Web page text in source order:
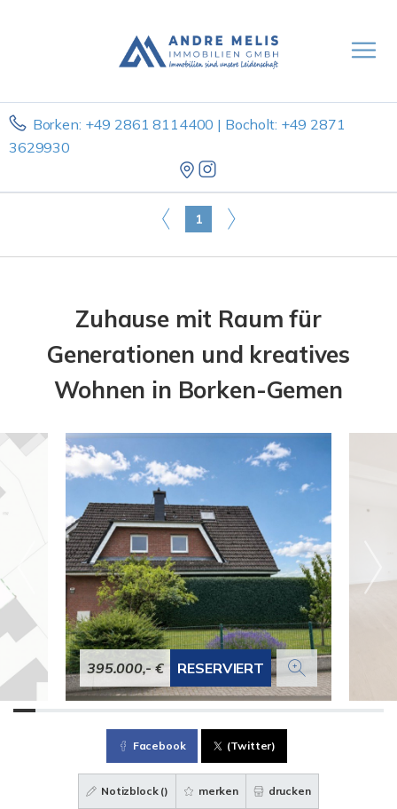
Borken: +49 2861 8114400 | Bocholt: +49 2871
3629930
1
Zuhause mit Raum für
Generationen und kreatives
Wohnen in Borken-Gemen
395.000,- € RESERVIERT
Facebook (Twitter)
Notizblock () merken drucken